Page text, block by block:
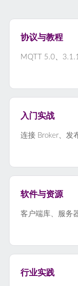
协议与教程
MQTT 5.0、
入门实战
连接 Broker、发
软件与资源
客户端库、服务
行业实践